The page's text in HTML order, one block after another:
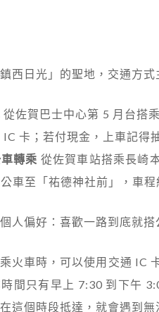
西日光」的聖地，交通方式
從佐賀巴士中心第 5 月台搭
IC 卡；若付現金，上車記得
轉乘 從佐賀車站搭乘長崎
車至「祐德神社前」，車
人偏好：喜歡一路到底就
火車時，可以使用交通 IC
間只有早上 7:30 到下午
這個時段抵達，就會遇到無